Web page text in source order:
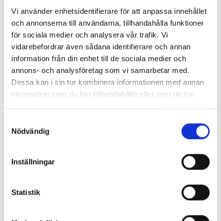
Vi använder enhetsidentifierare för att anpassa innehållet
och annonserna till användarna, tillhandahålla funktioner
för sociala medier och analysera vår trafik. Vi
vidarebefordrar även sådana identifierare och annan
information från din enhet till de sociala medier och
annons- och analysföretag som vi samarbetar med.
Dessa kan i sin tur kombinera informationen med annan
information som du har tillhandahållit eller som de har
Nödvändig
Inställningar
Statistik